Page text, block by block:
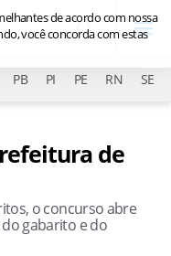
PB PI PE RN SE
de
o concurso abre
gabarito e do
de acordo com nossa
você concorda com estas